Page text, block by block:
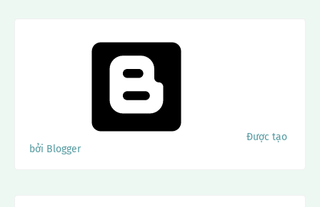
Được tạo
bởi Blogger